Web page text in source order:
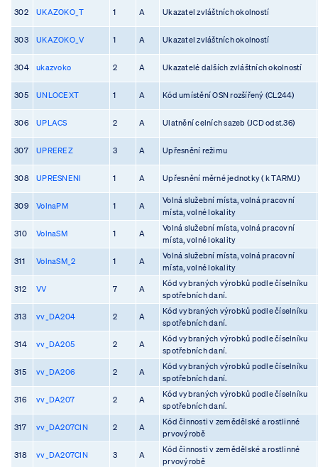
302 UKAZOKO_T 1 A Ukazatel zvláštních okolností
303 UKAZOKO_V 1 A Ukazatel zvláštních okolností
304 ukazvoko 2 A Ukazatelé dalších zvláštních okolností
305 UNLOCEXT 1 A Kód umístění OSN rozšířený (CL244)
306 UPLACS 2 A Ulatnění celních sazeb (JCD odst.36)
307 UPREREZ 3 A Upřesnění režimu
308 UPRESNENI 1 A Upřesnění měrné jednotky ( k TARMJ)
309 VolnaPM 1 A
Volná služební místa, volná pracovní
místa, volné lokality
310 VolnaSM 1 A
Volná služební místa, volná pracovní
místa, volné lokality
311 VolnaSM_2 1 A
Volná služební místa, volná pracovní
místa, volné lokality
312 VV 7 A
Kód vybraných výrobků podle číselníku
spotřebních daní.
313 vv_DA204 2 A
Kód vybraných výrobků podle číselníku
spotřebních daní.
314 vv_DA205 2 A
Kód vybraných výrobků podle číselníku
spotřebních daní.
315 vv_DA206 2 A
Kód vybraných výrobků podle číselníku
spotřebních daní.
316 vv_DA207 2 A
Kód vybraných výrobků podle číselníku
spotřebních daní.
317 vv_DA207CIN 2 A
Kód činnosti v zemědělské a rostlinné
prvovýrobě
318 vv_DA207CIN 3 A
Kód činnosti v zemědělské a rostlinné
prvovýrobě